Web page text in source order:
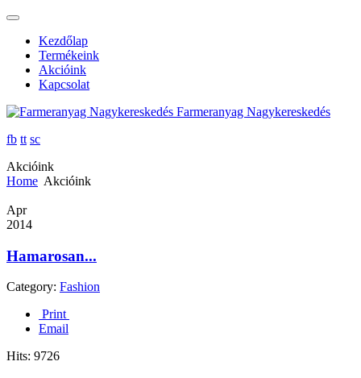
Kezdőlap
Termékeink
Akcióink
Kapcsolat
Farmeranyag Nagykereskedés
fb tt sc
Akcióink
Home Akcióink
Apr
2014
Hamarosan...
Category: Fashion
Print
Email
Hits: 9726